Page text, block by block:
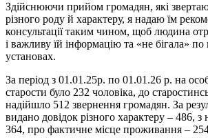
Здійснюючи прийом громадян, які
різного роду й характеру, я надаю їм
консультації таким чином, щоб людина
і важливу їй інформацію та «не бігала» по
установах.
За період з 01.01.25р. по 01.01.26 р. на
старости було 232 чоловіка, до
надійшло 512 звернення громадян. За
видано довідок різного характеру – 486, з
364, про фактичне місце проживання –